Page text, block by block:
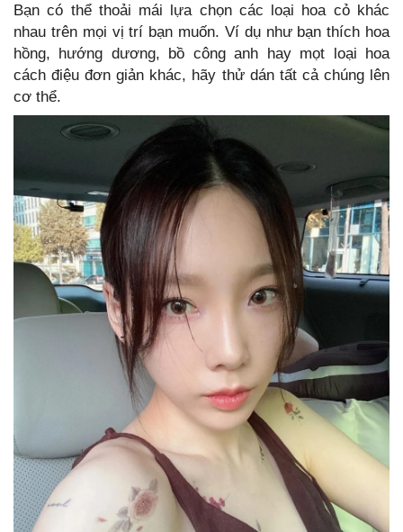
Bạn có thể thoải mái lựa chọn các loại hoa cỏ khác
nhau trên mọi vị trí bạn muốn. Ví dụ như bạn thích hoa
hồng, hướng dương, bồ công anh hay mọt loại hoa
cách điệu đơn giản khác, hãy thử dán tất cả chúng lên
cơ thể.